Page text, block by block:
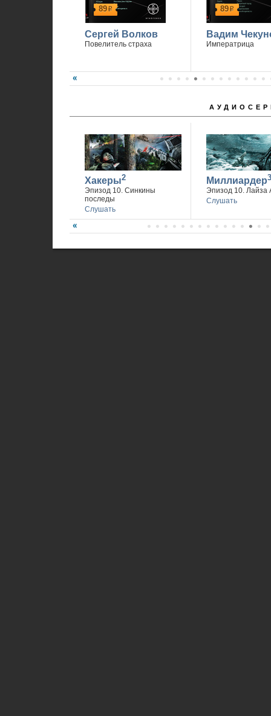
89р
Сергей Волков
Повелитель страха
89р
Вадим
Императрица
Хакеры2
Эпизод 10. Синкины
последы
Слушать
Миллиардер3
Эпизод 10. Лайза
Слушать